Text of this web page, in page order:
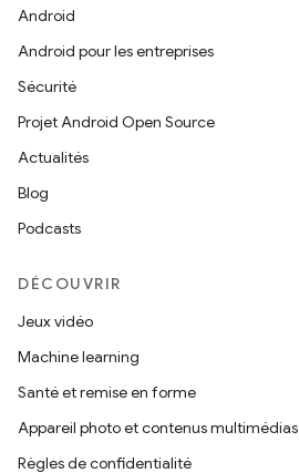
Android
Android pour les entreprises
Sécurité
Projet Android Open Source
Actualités
Blog
Podcasts
DÉCOUVRIR
Jeux vidéo
Machine learning
Santé et remise en forme
Appareil photo et contenus multimédias
Règles de confidentialité